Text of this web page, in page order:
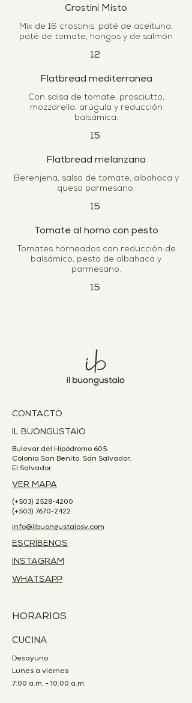
Crostini Misto
Mix de 16 crostinis: paté de aceituna,
paté de tomate, hongos y de salmón
12
Flatbread mediterranea
Con salsa de tomate, prosciutto,
mozzarella, arúgula y reducción
balsámica.
15
Flatbread melanzana
Berenjena, salsa de tomate, albahaca y
queso parmesano.
15
Tomate al horno con pesto
Tomates horneados con reducción de
balsámico, pesto de albahaca y
15
CONTACTO
IL BUONGUSTAIO
Bulevar del Hipódromo 605.
Colonia San Benito. San Salvador.
El Salvador.
VER MAPA
(+503) 2528-4200
(+503) 7670-2422
info@ilbuongustaiosv.com
ESCRÍBENOS
INSTAGRAM
WHATSAPP
HORARIOS
CUCINA
Desayuno
Lunes a viernes
7:00 a.m. - 10:00 a.m.